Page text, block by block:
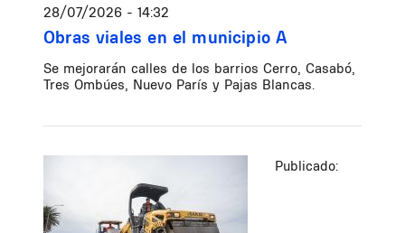
28/07/2026 - 14:32
Obras viales en el municipio A
Se mejorarán calles de los barrios Cerro, Casabó,
Tres Ombúes, Nuevo París y Pajas Blancas.
Publicado: